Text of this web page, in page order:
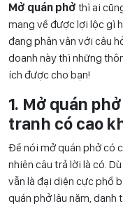
Mở quán phở thì ai
mang về được lợi lộc gì
đang phân vân với câu
doanh này thì những
ích được cho bạn!
1. Mở quán
tranh có cao
Để nói mở quán phở có
nhiên câu trả lời là có.
vẫn là đại diện cực phổ
quán phở lâu năm, danh